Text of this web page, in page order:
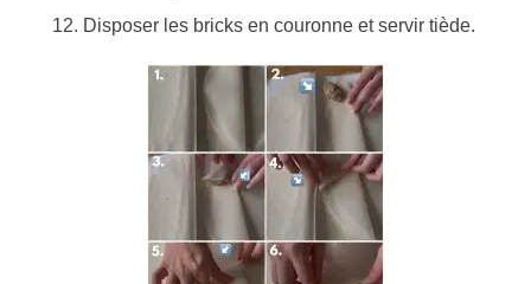
Disposer les bricks en couronne et servir tiède.